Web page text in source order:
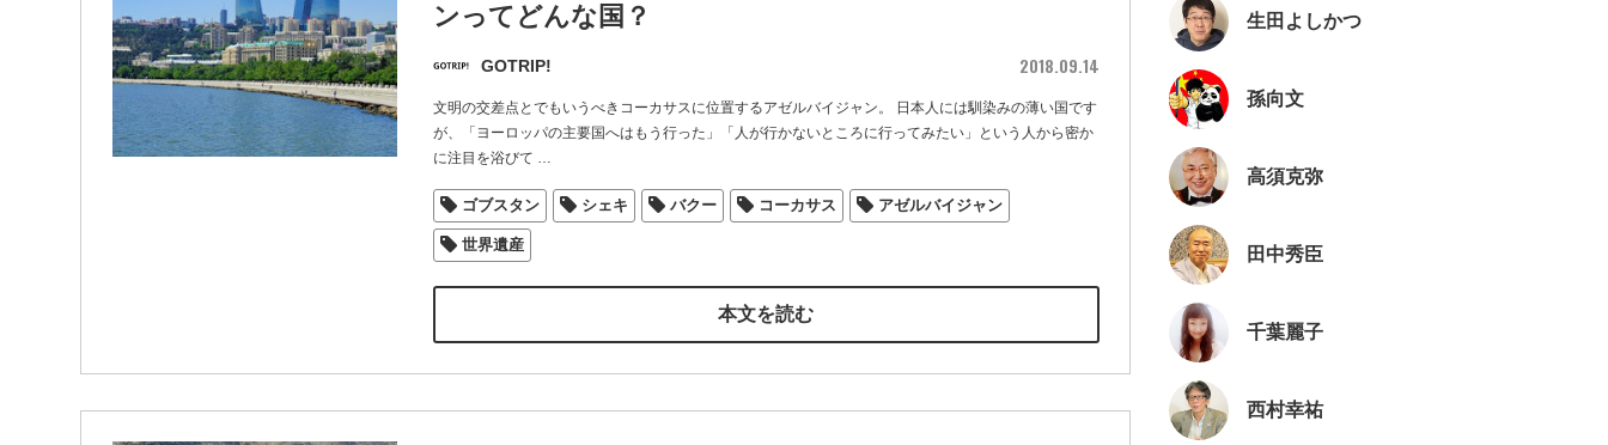
ンってどんな国？
GOTRIP! 2018.09.14
文明の交差点とでもいうべきコーカサスに位置するアゼルバイジャン。 日本人には馴染みの薄い国です
が、「ヨーロッパの主要国へはもう行った」「人が行かないところに行ってみたい」という人から密か
に注目を浴びて …
ゴブスタン シェキ バクー コーカサス アゼルバイジャン
世界遺産
本文を読む
生田よしかつ
孫向文
高須克弥
田中秀臣
千葉麗子
西村幸祐